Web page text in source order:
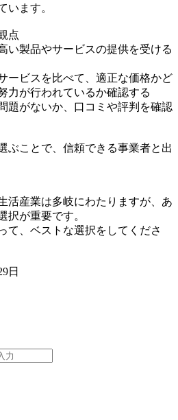
います。
点
い製品やサービスの提供を受ける
ービスを比べて、適正な価格かど
力が行われているか確認する
題がないか、口コミや評判を確認
ぶことで、信頼できる事業者と出
活産業は多岐にわたりますが、あ
択が重要です。
て、ベストな選択をしてくださ
日